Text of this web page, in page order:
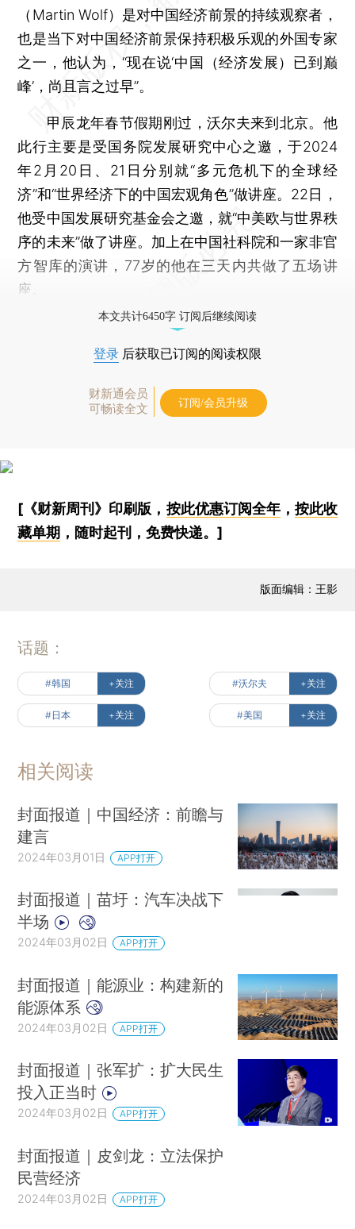
（Martin Wolf）是对中国经济前景的持续观察者，
也是当下对中国经济前景保持积极乐观的外国专家
之一，他认为，“现在说‘中国（经济发展）已到巅
峰’，尚且言之过早”。
甲辰龙年春节假期刚过，沃尔夫来到北京。他
此行主要是受国务院发展研究中心之邀，于2024
年2月20日、21日分别就“多元危机下的全球经
济”和“世界经济下的中国宏观角色”做讲座。22日，
他受中国发展研究基金会之邀，就“中美欧与世界秩
序的未来”做了讲座。加上在中国社科院和一家非官
方智库的演讲，77岁的他在三天内共做了五场讲
座。
本文共计6450字 订阅后继续阅读
登录 后获取已订阅的阅读权限
财新通会员
可畅读全文
订阅/会员升级
[《财新周刊》印刷版， 按此优惠订阅全年， 按此收
藏单期 ，随时起刊，免费快递。]
版面编辑：王影
话题：
#韩国 +关注 #沃尔夫 +关注
#日本 +关注 #美国 +关注
相关阅读
封面报道｜中国经济：前瞻与
建言
2024年03月01日 APP打开
封面报道｜苗圩：汽车决战下
半场
2024年03月02日 APP打开
封面报道｜能源业：构建新的
能源体系
2024年03月02日 APP打开
封面报道｜张军扩：扩大民生
投入正当时
2024年03月02日 APP打开
封面报道｜皮剑龙：立法保护
民营经济
2024年03月02日 APP打开